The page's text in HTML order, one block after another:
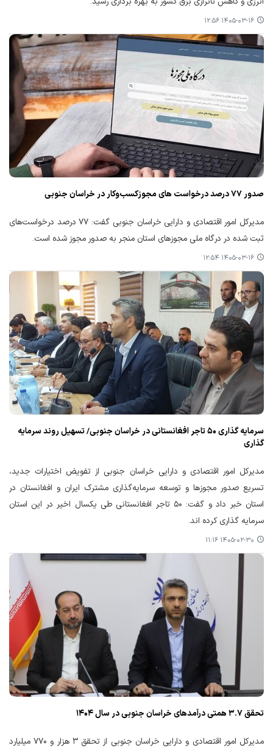
۱۴۰۵-۰۳-۱۶ ۱۲:۵۶
صدور ۷۷ درصد درخواست های مجوزکسب‌وکار در خراسان جنوبی
مدیرکل امور اقتصادی و دارایی خراسان جنوبی گفت: ۷۷ درصد درخواست‌های
ثبت شده در درگاه ملی مجوزهای استان منجر به صدور مجوز شده است.
۱۴۰۵-۰۳-۱۶ ۱۲:۵۴
سرمایه گذاری ۵۰ تاجر افغانستانی در خراسان جنوبی/ تسهیل روند سرمایه
گذاری
مدیرکل امور اقتصادی و دارایی خراسان جنوبی از تفویض اختیارات جدید،
تسریع صدور مجوزها و توسعه سرمایه‌گذاری مشترک ایران و افغانستان در
استان خبر داد و گفت: ۵۰ تاجر افغانستانی طی یکسال اخیر در این استان
سرمایه گذاری کرده اند.
۱۴۰۵-۰۲-۳۰ ۱۱:۱۶
تحقق ۳.۷ همتی درآمدهای خراسان جنوبی در سال ۱۴۰۴
مدیرکل امور اقتصادی و دارایی خراسان جنوبی از تحقق ۳ هزار و ۷۷۰ میلیارد